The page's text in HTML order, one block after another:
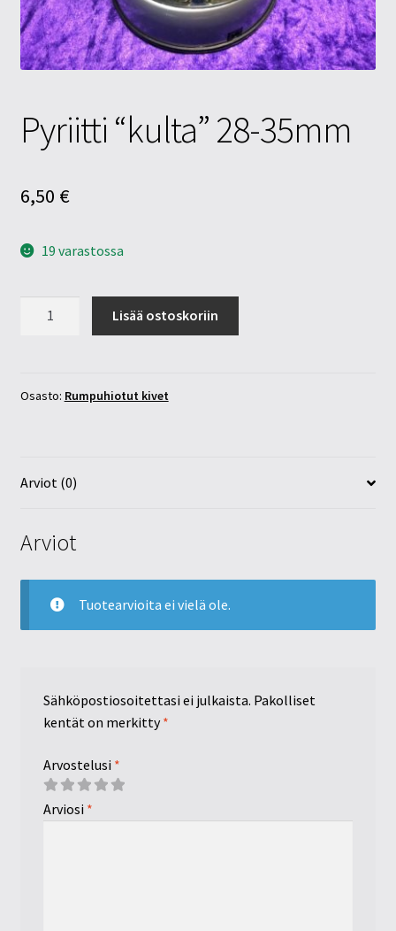
Tietosuojaseloste
Tuotteet
Pyriitti “kulta” 28-35mm
6,50 €
19 varastossa
määrä
Lisää ostoskoriin
Osasto: Rumpuhiotut kivet
Arviot (0)
Arviot
Tuotearvioita ei vielä ole.
Sähköpostiosoitettasi ei julkaista. Pakolliset
kentät on merkitty*
Arvostelusi *
Arviosi *